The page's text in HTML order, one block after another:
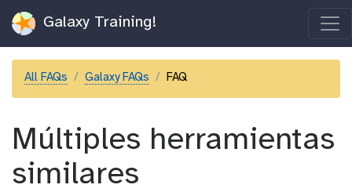
Galaxy Training!
All FAQs Galaxy FAQs FAQ
Múltiples herramientas
similares